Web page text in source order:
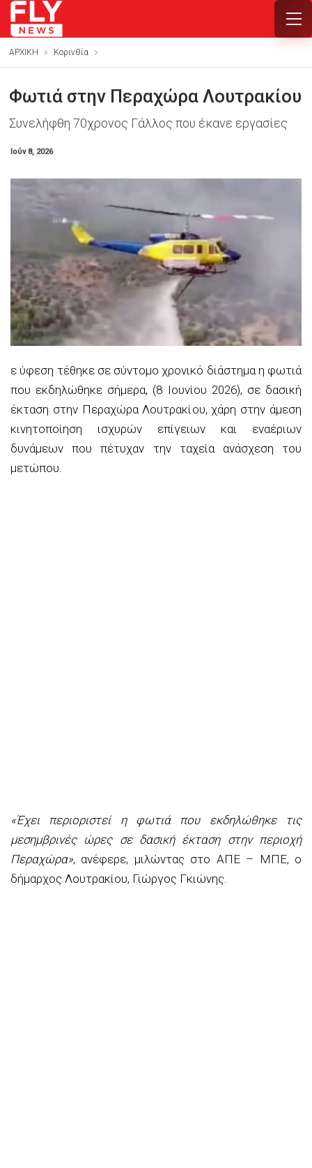
ΑΡΧΙΚΗ Κορινθία
Φωτιά στην Περαχώρα Λουτρακίου
Συνελήφθη 70χρονος Γάλλος που έκανε εργασίες
Ιούν 8, 2026
ε ύφεση τέθηκε σε σύντομο χρονικό διάστημα η φωτιά
που εκδηλώθηκε σήμερα, (8 Ιουνίου 2026), σε δασική
έκταση στην Περαχώρα Λουτρακίου, χάρη στην άμεση
κινητοποίηση ισχυρών επίγειων και εναέριων
δυνάμεων που πέτυχαν την ταχεία ανάσχεση του
μετώπου.
«Έχει περιοριστεί η φωτιά που εκδηλώθηκε τις
μεσημβρινές ώρες σε δασική έκταση στην περιοχή
Περαχώρα», ανέφερε, μιλώντας στο ΑΠΕ – ΜΠΕ, ο
δήμαρχος Λουτρακίου, Γιώργος Γκιώνης.